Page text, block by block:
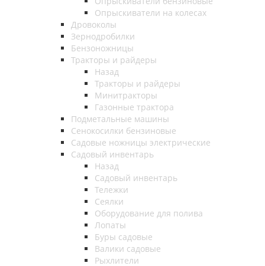
Опрыскиватели на колесах
Дровоколы
Зернодробилки
Бензоножницы
Тракторы и райдеры
Назад
Тракторы и райдеры
Минитракторы
Газонные трактора
Подметальные машины
Сенокосилки бензиновые
Садовые ножницы электрические
Садовый инвентарь
Назад
Садовый инвентарь
Тележки
Сеялки
Оборудование для полива
Лопаты
Буры садовые
Валики садовые
Рыхлители